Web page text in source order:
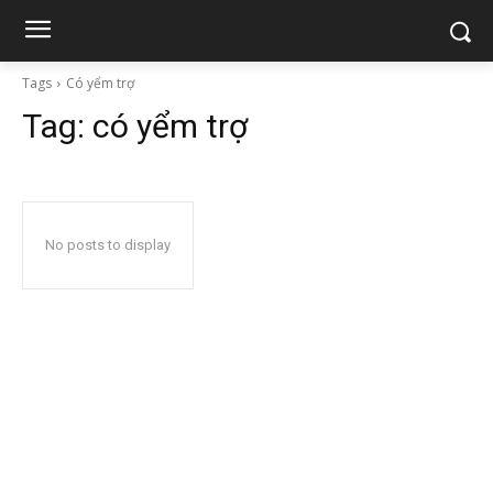
Tags Có yểm trợ
Tag: có yểm trợ
No posts to display